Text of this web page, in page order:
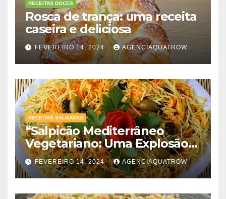
RECEITAS DOCES
Rosca de trança: uma receita
caseira e deliciosa
FEVEREIRO 14, 2024 AGENCIAQUATROW
RECEITAS SALGADAS
“Salpicão Mediterrâneo
Vegetariano: Uma Explosão
de Sabores!”
FEVEREIRO 14, 2024 AGENCIAQUATROW